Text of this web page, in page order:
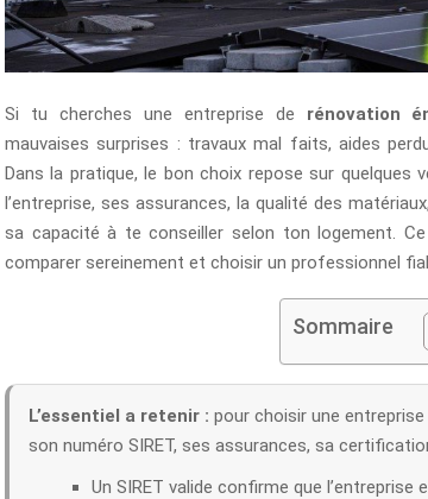
Si tu cherches une entreprise de rénovation
mauvaises surprises : travaux mal faits, aides
Dans la pratique, le bon choix repose sur
l’entreprise, ses assurances, la qualité des
sa capacité à te conseiller selon ton logement.
comparer sereinement et choisir un professionnel
Sommaire
L’essentiel a retenir : pour choisir une
son numéro SIRET, ses assurances, sa
Un SIRET valide confirme que l’entreprise